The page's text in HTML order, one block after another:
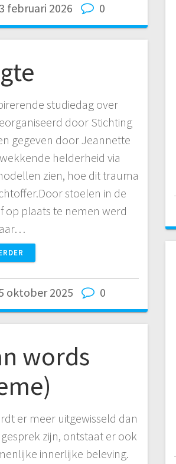
februari 2026 0
studiedag over
door Stichting
gegeven door Jeannette
helderheid via
zien, hoe dit trauma
stoelen in de
op plaats te nemen werd
oktober 2025 0
words
er meer uitgewisseld dan
zijn, ontstaat er ook
innerlijke beleving.